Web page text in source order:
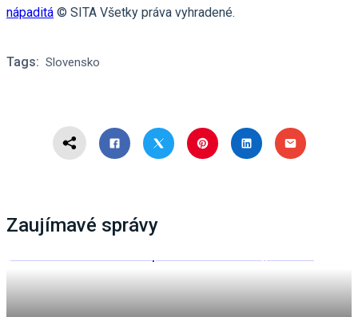
nápaditá © SITA Všetky práva vyhradené.
Tags: Slovensko
Zaujímavé správy